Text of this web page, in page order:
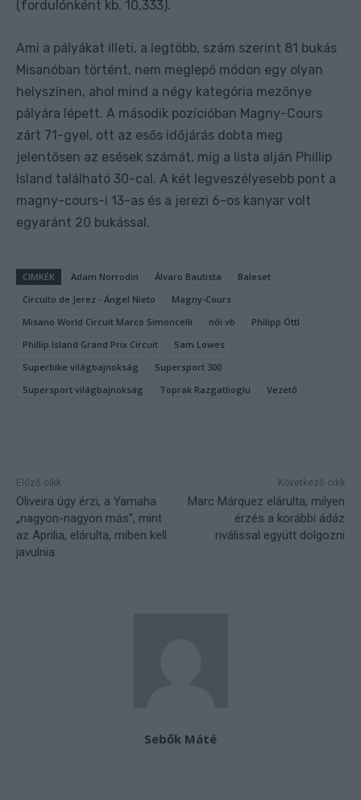
(fordulónként kb. 10,333).
Ami a pályákat illeti, a legtöbb, szám szerint 81 bukás
Misanóban történt, nem meglepő módon egy olyan
helyszínen, ahol mind a négy kategória mezőnye
pályára lépett. A második pozícióban Magny-Cours
zárt 71-gyel, ott az esős időjárás dobta meg
jelentősen az esések számát, míg a lista alján Phillip
Island található 30-cal. A két legveszélyesebb pont a
magny-cours-i 13-as és a jerezi 6-os kanyar volt
egyaránt 20 bukással.
CIMKÉK Adam Norrodin Álvaro Bautista
Baleset
Circuito de Jerez - Ángel Nieto
Magny-Cours
Misano World Circuit Marco Simoncelli
női vb
Philipp Öttl
Phillip Island Grand Prix Circuit
Sam Lowes
Superbike világbajnokság
Supersport 300
Supersport világbajnokság
Toprak Razgatlioglu Vezető
Előző cikk
Oliveira úgy érzi, a Yamaha
„nagyon-nagyon más”, mint
az Aprilia, elárulta, miben kell
javulnia
Következő cikk
Marc Márquez elárulta, milyen
érzés a korábbi ádáz
riválissal együtt dolgozni
Sebők Máté